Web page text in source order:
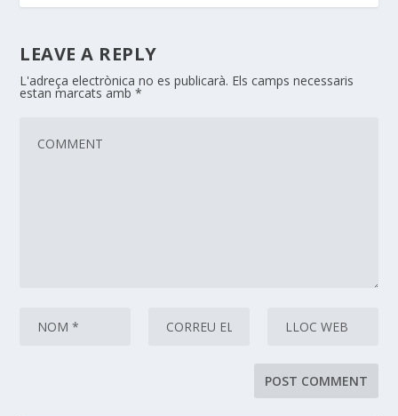
LEAVE A REPLY
L'adreça electrònica no es publicarà. Els camps necessaris
estan marcats amb*